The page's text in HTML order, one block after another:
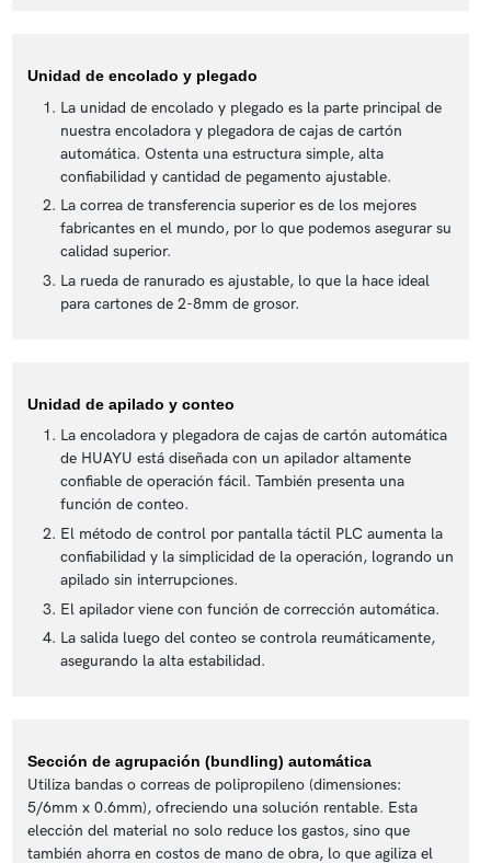
Unidad de encolado y plegado
La unidad de encolado y plegado es la parte principal de
nuestra encoladora y plegadora de cajas de cartón
automática. Ostenta una estructura simple, alta
confiabilidad y cantidad de pegamento ajustable.
La correa de transferencia superior es de los mejores
fabricantes en el mundo, por lo que podemos asegurar su
calidad superior.
La rueda de ranurado es ajustable, lo que la hace ideal
para cartones de 2-8mm de grosor.
Unidad de apilado y conteo
La encoladora y plegadora de cajas de cartón automática
de HUAYU está diseñada con un apilador altamente
confiable de operación fácil. También presenta una
función de conteo.
El método de control por pantalla táctil PLC aumenta la
confiabilidad y la simplicidad de la operación, logrando un
apilado sin interrupciones.
El apilador viene con función de corrección automática.
La salida luego del conteo se controla reumáticamente,
asegurando la alta estabilidad.
Sección de agrupación (bundling) automática
Utiliza bandas o correas de polipropileno (dimensiones:
5/6mm x 0.6mm), ofreciendo una solución rentable. Esta
elección del material no solo reduce los gastos, sino que
también ahorra en costos de mano de obra, lo que agiliza el